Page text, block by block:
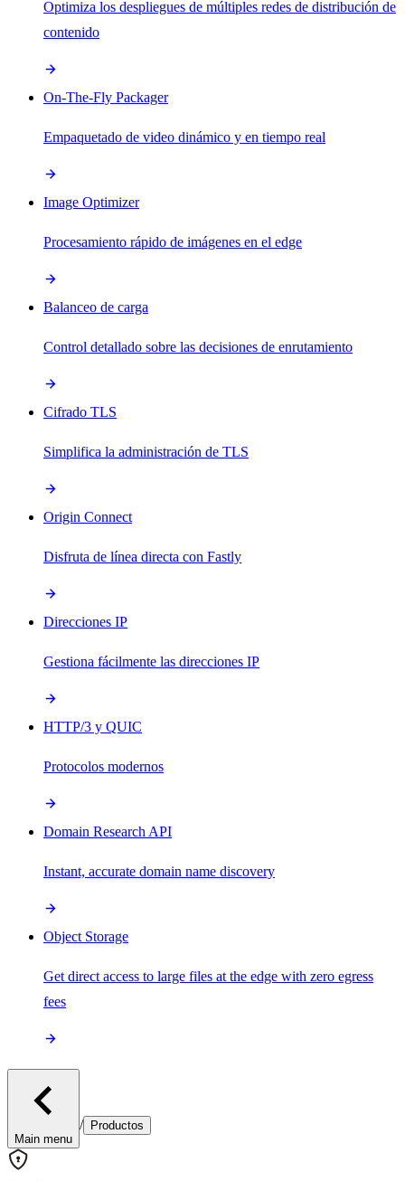
Optimiza los despliegues de múltiples redes de distribución de
contenido
On-The-Fly Packager
Empaquetado de video dinámico y en tiempo real
Image Optimizer
Procesamiento rápido de imágenes en el edge
Balanceo de carga
Control detallado sobre las decisiones de enrutamiento
Cifrado TLS
Simplifica la administración de TLS
Origin Connect
Disfruta de línea directa con Fastly
Direcciones IP
Gestiona fácilmente las direcciones IP
HTTP/3 y QUIC
Protocolos modernos
Domain Research API
Instant, accurate domain name discovery
Object Storage
Get direct access to large files at the edge with zero egress
fees
Main menu
/ Productos